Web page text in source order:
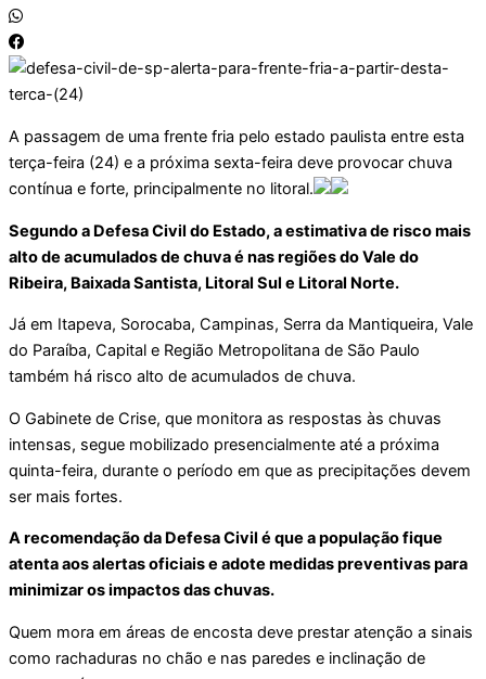
A passagem de uma frente fria pelo estado paulista entre esta
terça-feira (24) e a próxima sexta-feira deve provocar chuva
contínua e forte, principalmente no litoral.
Segundo a Defesa Civil do Estado, a estimativa de risco mais
alto de acumulados de chuva é nas regiões do Vale do
Ribeira, Baixada Santista, Litoral Sul e Litoral Norte.
Já em Itapeva, Sorocaba, Campinas, Serra da Mantiqueira, Vale
do Paraíba, Capital e Região Metropolitana de São Paulo
também há risco alto de acumulados de chuva.
O Gabinete de Crise, que monitora as respostas às chuvas
intensas, segue mobilizado presencialmente até a próxima
quinta-feira, durante o período em que as precipitações devem
ser mais fortes.
A recomendação da Defesa Civil é que a população fique
atenta aos alertas oficiais e adote medidas preventivas para
minimizar os impactos das chuvas.
Quem mora em áreas de encosta deve prestar atenção a sinais
como rachaduras no chão e nas paredes e inclinação de